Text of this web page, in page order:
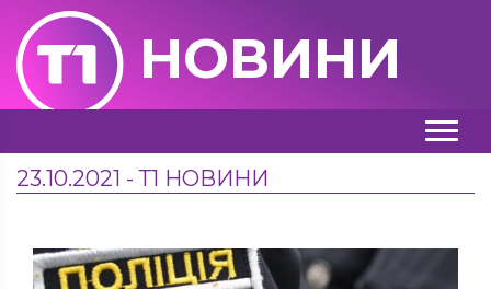
НОВИНИ
23.10.2021 - Т1 НОВИНИ